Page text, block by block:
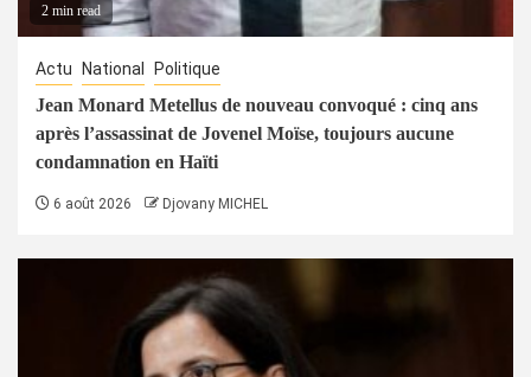
2 min read
Actu National Politique
Jean Monard Metellus de nouveau convoqué : cinq ans
après l’assassinat de Jovenel Moïse, toujours aucune
condamnation en Haïti
6 août 2026 Djovany MICHEL